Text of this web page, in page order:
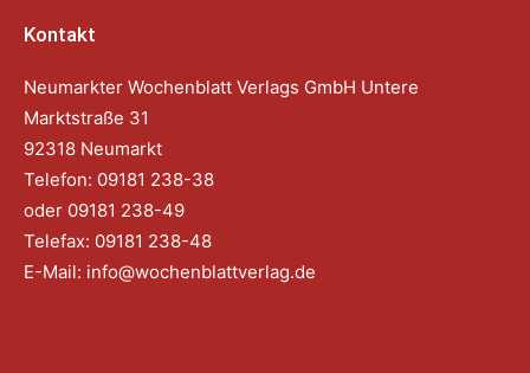
Kontakt
Neumarkter Wochenblatt Verlags GmbH Untere
Marktstraße 31
92318 Neumarkt
Telefon: 09181 238-38
oder 09181 238-49
Telefax: 09181 238-48
E-Mail: info@wochenblattverlag.de